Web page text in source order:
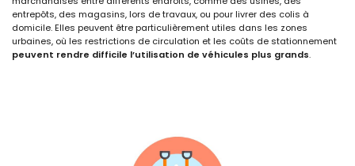
entrepôts, des magasins, lors de travaux, ou pour livrer des colis à
domicile. Elles peuvent être particulièrement utiles dans les zones
urbaines, où les restrictions de circulation et les coûts de stationnement
peuvent rendre difficile l’utilisation de véhicules plus grands.